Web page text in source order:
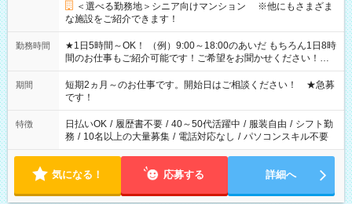
＜選べる勤務地＞シニア向けマンション ※他にもさまざま
な施設をご紹介できます！
勤務時間
★1日5時間～OK！ （例）9:00～18:00のあいだ もちろん1日8時
間のお仕事もご紹介可能です！ご希望をお聞かせください！★
家庭の都合でお休みが必要な場合も遠慮なくご相談ください。
※週最低15時間以上の勤務が必要です
期間
短期2ヵ月～のお仕事です。開始日はご相談ください！ ★急募
です！
特徴 日払いOK / 履歴書不要 / 40～50代活躍中 / 服装自由 / シフト勤
務 / 10名以上の大量募集 / 電話対応なし / パソコンスキル不要
気になる！ 応募する 詳細へ